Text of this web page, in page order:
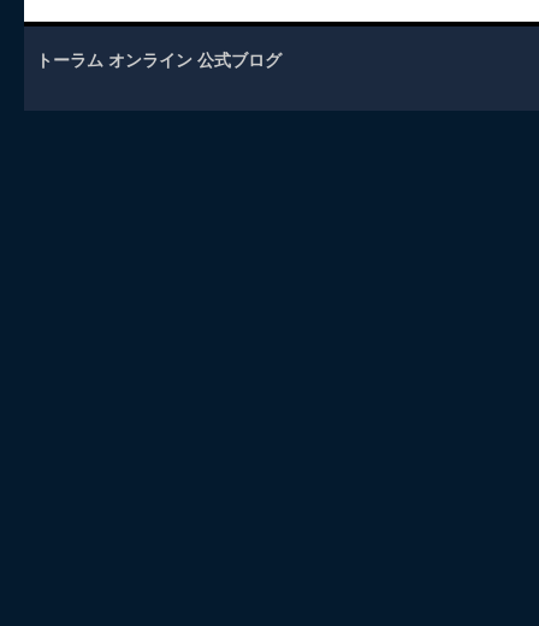
トーラム オンライン 公式ブログ